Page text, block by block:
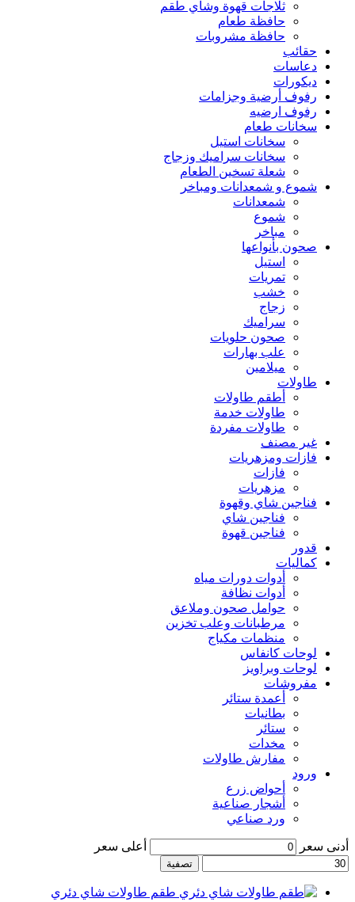
ثلاجات قهوة وشاي طقم
حافظة طعام
حافظة مشروبات
حقائب
دعاسات
ديكورات
رفوف أرضية وجزامات
رفوف ارضيه
سخانات طعام
سخانات استيل
سخانات سراميك وزجاج
شعلة تسخين الطعام
شموع و شمعدانات ومباخر
شمعدانات
شموع
مباخر
صحون بأنواعها
استيل
تمريات
خشب
زجاج
سراميك
صحون حلويات
علب بهارات
ميلامين
طاولات
أطقم طاولات
طاولات خدمة
طاولات مفردة
غير مصنف
فازات ومزهريات
فازات
مزهريات
فناجين شاي وقهوة
فناجين شاي
فناجين قهوة
قدور
كماليات
أدوات دورات مياه
أدوات نظافة
حوامل صحون وملاعق
مرطبانات وعلب تخزين
منظمات مكياج
لوحات كانفاس
لوحات وبراويز
مفروشات
أعمدة ستائر
بطانيات
ستائر
مخدات
مفارش طاولات
ورود
أحواض زرع
أشجار صناعية
ورد صناعي
أدنى سعر أعلى سعر
تصفية
طقم طاولات شاي دئري